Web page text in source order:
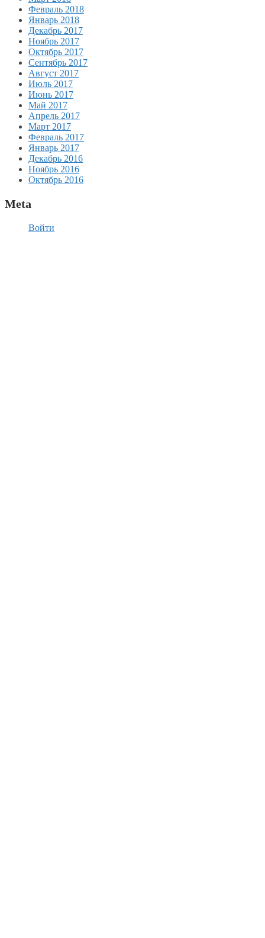
Февраль 2018
Январь 2018
Декабрь 2017
Ноябрь 2017
Октябрь 2017
Сентябрь 2017
Август 2017
Июль 2017
Июнь 2017
Май 2017
Апрель 2017
Март 2017
Февраль 2017
Январь 2017
Декабрь 2016
Ноябрь 2016
Октябрь 2016
Meta
Войти